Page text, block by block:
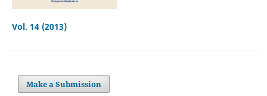
Vol. 14 (2013)
Make a Submission